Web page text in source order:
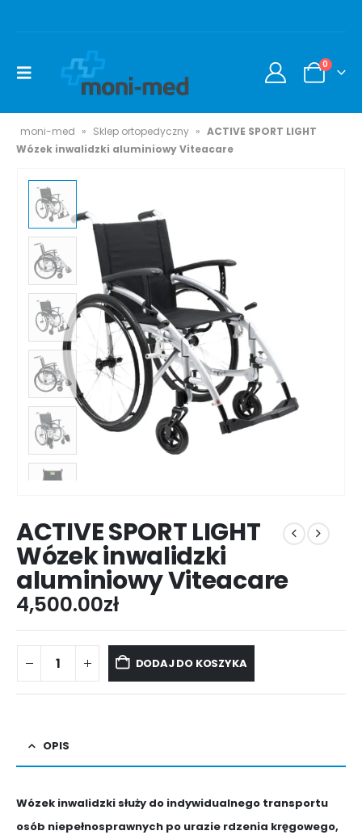
0
moni-med » Sklep ortopedyczny » ACTIVE SPORT LIGHT
Wózek inwalidzki aluminiowy Viteacare
ACTIVE SPORT LIGHT
Wózek inwalidzki
aluminiowy Viteacare
4,500.00zł
DODAJ DO KOSZYKA
OPIS
Wózek inwalidzki służy do indywidualnego transportu
osób niepełnosprawnych po urazie rdzenia kręgowego,